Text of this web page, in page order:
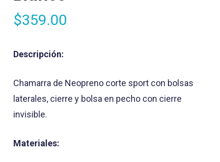
$359.00
Descripción:
Chamarra de Neopreno corte sport con bolsas
laterales, cierre y bolsa en pecho con cierre
invisible.
Materiales: